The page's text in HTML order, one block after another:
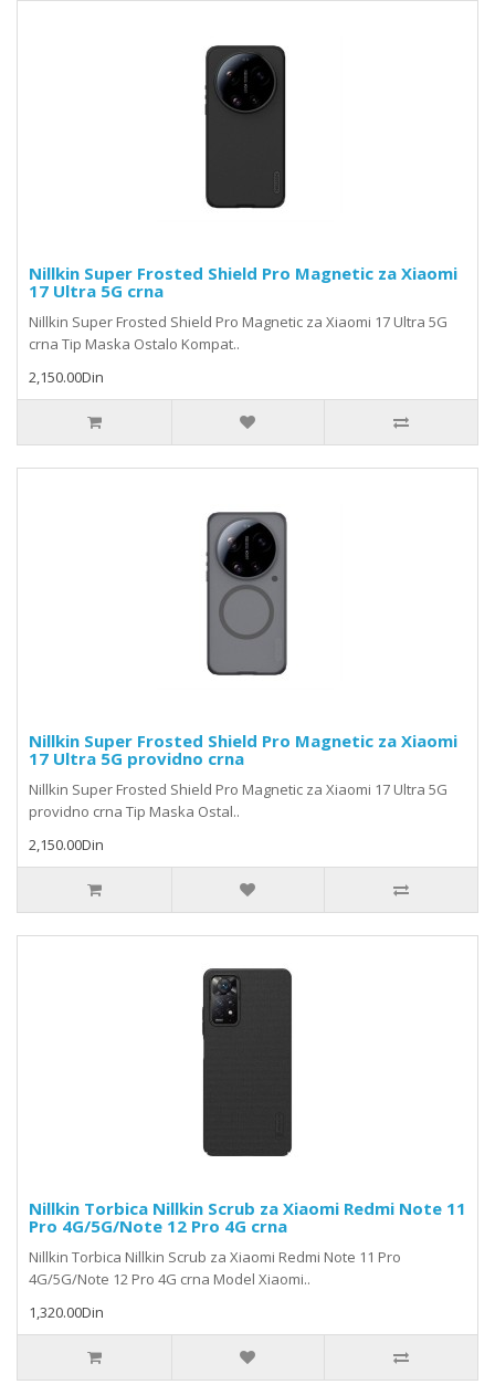
Nillkin Super Frosted Shield Pro Magnetic za Xiaomi
17 Ultra 5G crna
Nillkin Super Frosted Shield Pro Magnetic za Xiaomi 17 Ultra 5G
crna Tip Maska Ostalo Kompat..
2,150.00Din
Nillkin Super Frosted Shield Pro Magnetic za Xiaomi
17 Ultra 5G providno crna
Nillkin Super Frosted Shield Pro Magnetic za Xiaomi 17 Ultra 5G
providno crna Tip Maska Ostal..
2,150.00Din
Nillkin Torbica Nillkin Scrub za Xiaomi Redmi Note 11
Pro 4G/5G/Note 12 Pro 4G crna
Nillkin Torbica Nillkin Scrub za Xiaomi Redmi Note 11 Pro
4G/5G/Note 12 Pro 4G crna Model Xiaomi..
1,320.00Din